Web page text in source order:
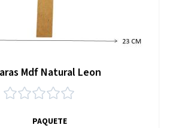
Mdf Natural Leon
PAQUETE